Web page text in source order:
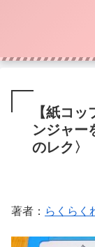
【紙コ
ンジャー
のレク〉
著者： らくらく